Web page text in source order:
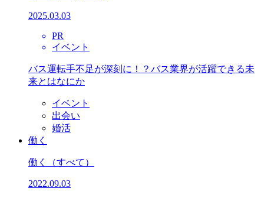
2025.03.03
PR
イベント
バス運転手不足が深刻に！？バス業界が活躍できる未
来とはなにか
イベント
出会い
婚活
働く
働く （すべて）
2022.09.03